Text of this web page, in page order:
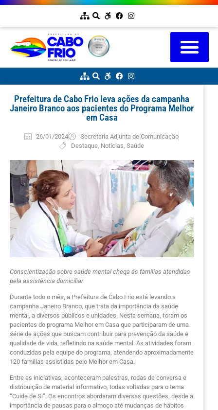
Prefeitura de Cabo Frio leva ações da campanha
Janeiro Branco aos pacientes do Programa Melhor
em Casa
26/01/2024
Secretaria Adjunta de Comunicação
Destaque, Notícias Saúde
Conscientização sobre saúde mental chega às famílias atendidas
pela assistência domiciliar
Durante todo o mês, a Prefeitura de Cabo Frio está levando a
campanha Janeiro Branco, que trata da importância da saúde
mental, a diversos públicos e unidades. Nesta semana, foram os
pacientes do programa Melhor em Casa que participaram de uma
série de ações que buscam contribuir para prevenção da saúde e
qualidade de vida, refletindo na saúde mental. As atividades foram
conduzidas pela equipe do programa, atendendo aproximadamente
120 famílias assistidas pelo Melhor em Casa.
Entre as iniciativas, aconteceram palestras, rodas de conversa e
distribuição de material informativo, todas voltadas para o tema
“Cuide de Si”. Os encontros abordaram diversas questões, desde a
importância de pausas para o almoço até mudanças de hábitos